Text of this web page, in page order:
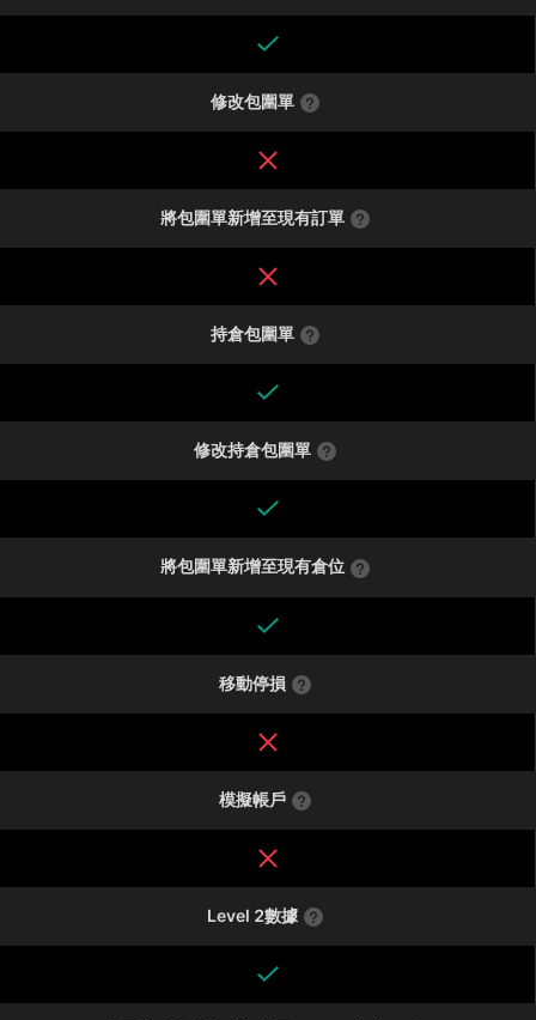
修改包圍單
將包圍單新增至現有訂單
持倉包圍單
修改持倉包圍單
將包圍單新增至現有倉位
移動停損
模擬帳戶
Level 2數據